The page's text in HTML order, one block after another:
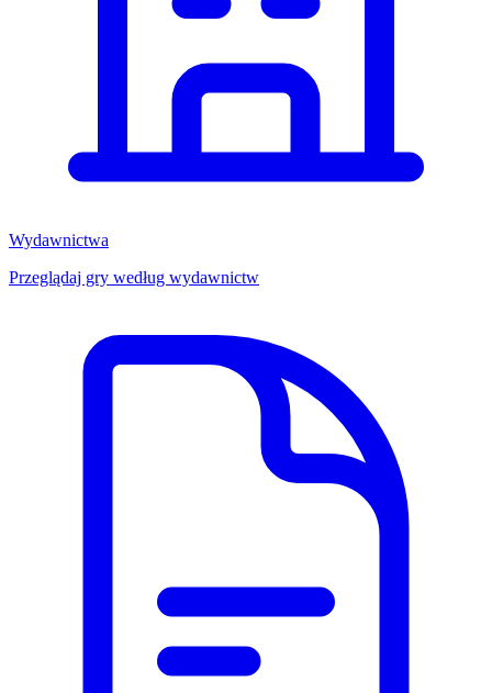
Wydawnictwa
Przeglądaj gry według wydawnictw